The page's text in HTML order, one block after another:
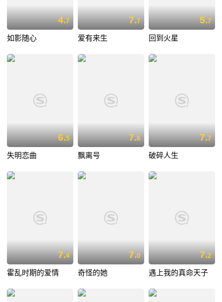
4.7
如影随心
7.7
爱有来生
5.7
回到火星
6.5
失明恋曲
7.6
飘离号
7.7
破碎人生
7.4
霍乱时期的爱情
7.0
奇怪的她
7.2
遇上我的真命天子